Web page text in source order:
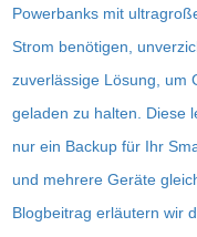
Powerbanks mit
Strom benötigen,
zuverlässige Lösung, um
geladen zu halten. Diese
nur ein Backup für Ihr
und mehrere Geräte
Blogbeitrag erläutern wir